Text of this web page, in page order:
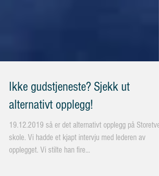
Ikke gudstjeneste? Sjekk ut
alternativt opplegg!
19.12.2019 så er det alternativt opplegg på Storetveit
skole. Vi hadde et kjapt intervju med lederen av